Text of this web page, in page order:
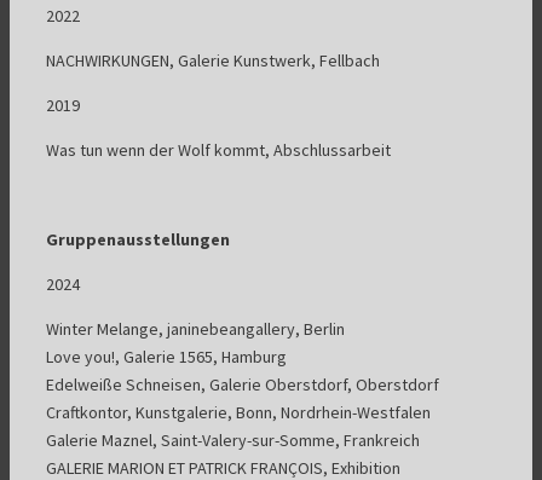
2022
NACHWIRKUNGEN, Galerie Kunstwerk, Fellbach
2019
Was tun wenn der Wolf kommt, Abschlussarbeit
Gruppenausstellungen
2024
Winter Melange, janinebeangallery, Berlin
Love you!, Galerie 1565, Hamburg
Edelweiße Schneisen, Galerie Oberstdorf, Oberstdorf
Craftkontor, Kunstgalerie, Bonn, Nordrhein-Westfalen
Galerie Maznel, Saint-Valery-sur-Somme, Frankreich
GALERIE MARION ET PATRICK FRANÇOIS, Exhibition